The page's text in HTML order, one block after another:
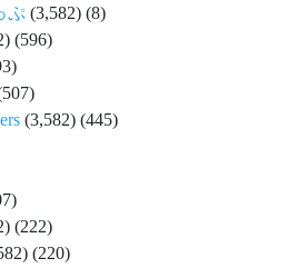
ぷ (3,582) (8)
(596)
(3,582) (445)
(222)
(220)